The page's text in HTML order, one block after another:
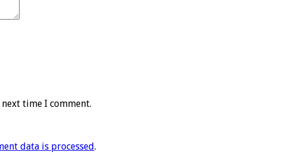
time I comment.
data is processed.